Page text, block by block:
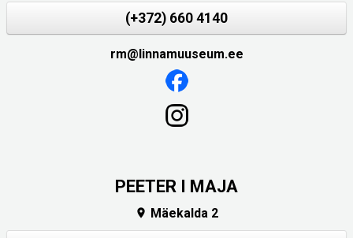
(+372) 660 4140
rm@linnamuuseum.ee
PEETER I MAJA
 Mäekalda 2